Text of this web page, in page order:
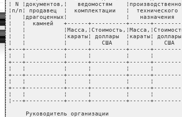
¦ N ¦документов,¦   ведомостям
¦п/п¦ продавец  ¦  комплектации   ¦
¦   ¦драгоценных¦                 ¦
¦   ¦  камней   +------+----------+------
¦   ¦
¦   ¦           ¦караты¦ доллары  ¦караты¦
¦   ¦           ¦      ¦   США    ¦      ¦   США
+---+-----------+------+----------+------
¦   ¦           ¦      ¦          ¦      ¦
+---+-----------+------+----------+------
¦   ¦           ¦      ¦          ¦      ¦
+---+-----------+------+----------+------
¦   ¦           ¦      ¦          ¦      ¦
+---+-----------+------+----------+------
¦   ¦           ¦      ¦          ¦      ¦
¦---+-----------+------+----------+------
     Руководитель организации